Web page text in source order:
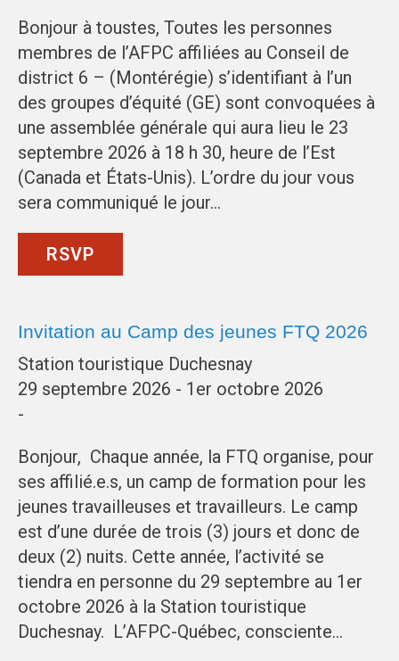
Bonjour à toustes, Toutes les personnes
membres de l’AFPC affiliées au Conseil de
district 6 – (Montérégie) s’identifiant à l’un
des groupes d’équité (GE) sont convoquées à
une assemblée générale qui aura lieu le 23
septembre 2026 à 18 h 30, heure de l’Est
(Canada et États-Unis). L’ordre du jour vous
sera communiqué le jour…
RSVP
Invitation au Camp des jeunes FTQ 2026
Station touristique Duchesnay
29 septembre 2026 - 1er octobre 2026
-
Bonjour, Chaque année, la FTQ organise, pour
ses affilié.e.s, un camp de formation pour les
jeunes travailleuses et travailleurs. Le camp
est d’une durée de trois (3) jours et donc de
deux (2) nuits. Cette année, l’activité se
tiendra en personne du 29 septembre au 1er
octobre 2026 à la Station touristique
Duchesnay. L’AFPC-Québec, consciente…